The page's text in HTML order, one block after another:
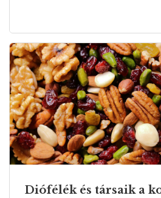
Diófélék és társaik a